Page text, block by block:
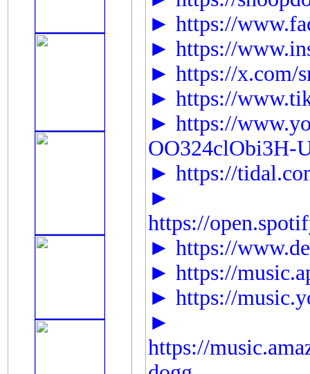
► https://
► https://
► https://x.com/
► https://
► https://
OO324clObi3H-
► https://
►
https://
► https://
► https://
► https://
►
https://